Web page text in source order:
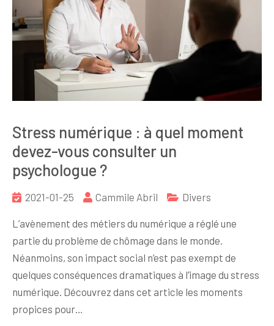
Stress numérique : à quel moment
devez-vous consulter un
psychologue ?
2021-01-25 Cammile Abril Divers
L’avènement des métiers du numérique a réglé une
partie du problème de chômage dans le monde.
Néanmoins, son impact social n’est pas exempt de
quelques conséquences dramatiques à l’image du stress
numérique. Découvrez dans cet article les moments
propices pour…